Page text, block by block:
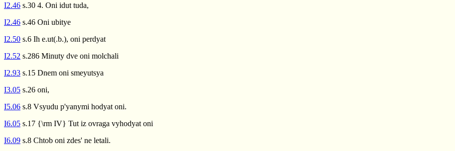
I2.46 s.30 4. Oni idut tuda,
I2.46 s.46 Oni ubitye
I2.50 s.6 Ih e.ut(.b.), oni perdyat
I2.52 s.286 Minuty dve oni molchali
I2.93 s.15 Dnem oni smeyutsya
I3.05 s.26 oni,
I5.06 s.8 Vsyudu p'yanymi hodyat oni.
I6.05 s.17 {\rm IV} Tut iz ovraga vyhodyat oni
I6.09 s.8 Chtob oni zdes' ne letali.